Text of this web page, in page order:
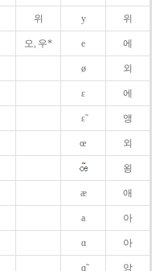
위 y 위
오, 우* e 에
ø 외
ɛ 에
ɛ̃ 앵
œ 외
욍
æ 애
a 아
ɑ 아
ɑ̃ 앙